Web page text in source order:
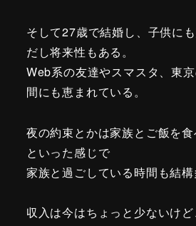
そして27歳で結婚し、子供に
だし将来性もある。
Web系の友達やスマスタ、東
間にも恵まれている。
夜の約束とかは家族とご飯を
といった感じで
家族と過ごしている時間も結構
収入は今はちょっと少ないけ